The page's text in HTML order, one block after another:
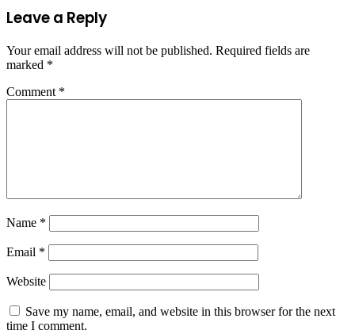
Leave a Reply
Your email address will not be published. Required fields are
marked *
Comment *
Name *
Email *
Website
Save my name, email, and website in this browser for the next
time I comment.